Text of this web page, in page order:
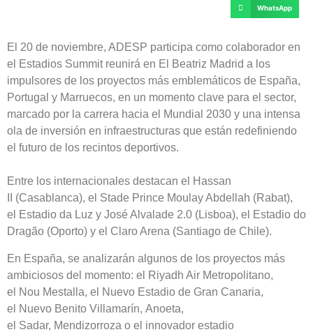
WhatsApp
El 20 de noviembre, ADESP participa como colaborador en
el Estadios Summit reunirá en El Beatriz Madrid a los
impulsores de los proyectos más emblemáticos de España,
Portugal y Marruecos, en un momento clave para el sector,
marcado por la carrera hacia el Mundial 2030 y una intensa
ola de inversión en infraestructuras que están redefiniendo
el futuro de los recintos deportivos.
Entre los internacionales destacan el Hassan
II (Casablanca), el Stade Prince Moulay Abdellah (Rabat),
el Estadio da Luz y José Alvalade 2.0 (Lisboa), el Estadio do
Dragão (Oporto) y el Claro Arena (Santiago de Chile).
En España, se analizarán algunos de los proyectos más
ambiciosos del momento: el Riyadh Air Metropolitano,
el Nou Mestalla, el Nuevo Estadio de Gran Canaria,
el Nuevo Benito Villamarín, Anoeta,
el Sadar, Mendizorroza o el innovador estadio